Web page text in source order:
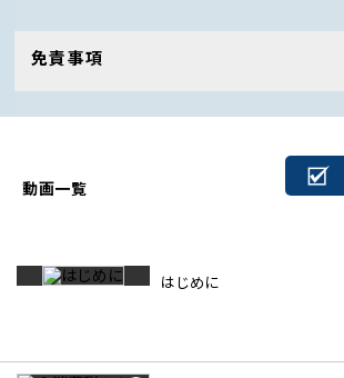
免責事項
動画一覧
はじめに